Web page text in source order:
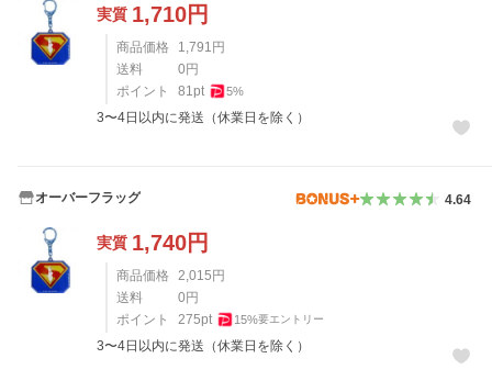
実質 1,710円
商品価格 1,791 円
送料
0円
ポイント
81 pt 5%
3〜4日以内に発送（休業日を除く）
オーバーフラッグ 4.64
実質 1,740円
商品価格 2,015円
送料
0円
ポイント
275pt 15%要エントリー
3〜4日以内に発送（休業日を除く）